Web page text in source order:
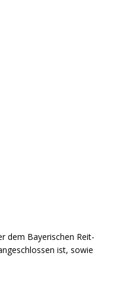
dem Bayerischen Reit-
ist, sowie